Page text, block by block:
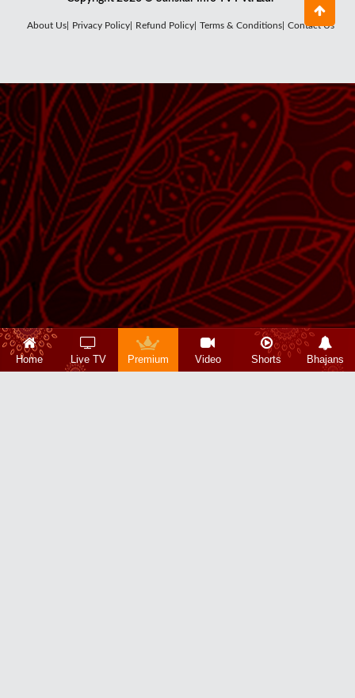
About Us| Privacy Policy| Refund Policy| Terms & Conditions| Contact Us
Home Live TV Premium Video Shorts Bhajans